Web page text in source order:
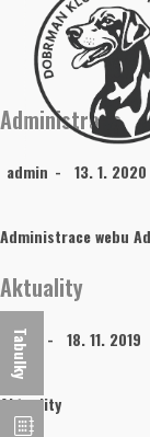
Administrace
admin 13. 1. 2020
Administrace webu
Aktuality
evam 18. 11. 2019
Aktuality
Tabulky